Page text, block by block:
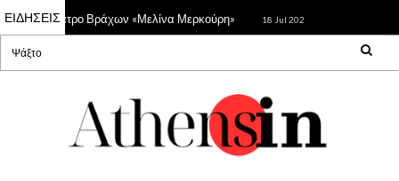
ΕΙΔΗΣΕΙΣ
στο Θέατρο Βράχων «Μελίνα Μερκούρη» 18 Jul 2026